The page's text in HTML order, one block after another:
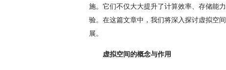
施。它们不仅大大提升了计算效率、存储能
验。在这篇文章中，我们将深入探讨虚拟空
展。
虚拟空间的概念与作用